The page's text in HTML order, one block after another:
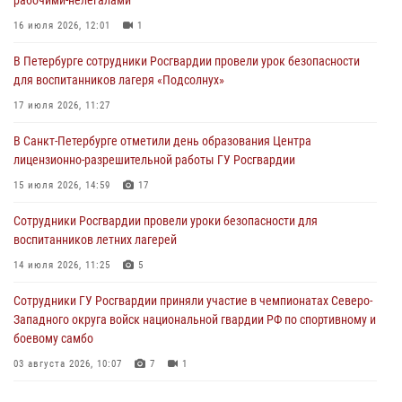
домами
06 августа 2026, 11:36
Сотрудники и военнослужащие Росгвардии обеспечили
правопорядок при проведении матча "Зенит" - "Балтика"
06 августа 2026, 07:30
В Выборгском районе наряд Росгвардии обнаружил
разыскиваемый преступный автотранспорт
05 августа 2026, 12:25 2
Петербургские росгвардейцы обнаружили объявленный в розыск
автомобиль, ранее использовавшийся при совершении кражи в
Ленобласти
16 июля 2026, 12:01 1
В Петербурге сотрудники Росгвардии провели урок безопасности
для воспитанников лагеря «Подсолнух»
17 июля 2026, 11:27
В Санкт-Петербурге отметили день образования Центра
лицензионно-разрешительной работы ГУ Росгвардии
15 июля 2026, 14:59 17
Сотрудники Росгвардии провели уроки безопасности для
воспитанников летних лагерей
14 июля 2026, 11:25 5
Сотрудники ГУ Росгвардии приняли участие в чемпионатах Северо-
Западного округа войск национальной гвардии РФ по спортивному и
боевому самбо
03 августа 2026, 10:07 7 1